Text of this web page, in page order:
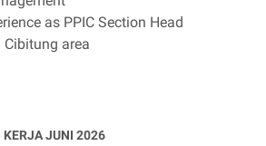
as PPIC Section Head
area
KERJA JUNI 2026